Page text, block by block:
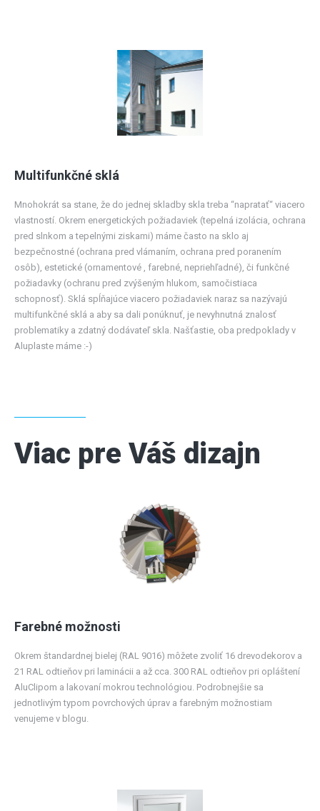
Multifunkčné sklá
Mnohokrát sa stane, že do jednej skladby skla treba “napratať“ viacero
vlastností. Okrem energetických požiadaviek (tepelná izolácia, ochrana
pred slnkom a tepelnými ziskami) máme často na sklo aj
bezpečnostné (ochrana pred vlámaním, ochrana pred poranením
osôb), estetické (ornamentové , farebné, nepriehľadné), či funkčné
požiadavky (ochranu pred zvýšeným hlukom, samočistiaca
schopnosť). Sklá spĺňajúce viacero požiadaviek naraz sa nazývajú
multifunkčné sklá a aby sa dali ponúknuť, je nevyhnutná znalosť
problematiky a zdatný dodávateľ skla. Našťastie, oba predpoklady v
Aluplaste máme :-)
Viac pre Váš dizajn
Farebné možnosti
Okrem štandardnej bielej (RAL 9016) môžete zvoliť 16 drevodekorov a
21 RAL odtieňov pri laminácii a až cca. 300 RAL odtieňov pri opláštení
AluClipom a lakovaní mokrou technológiou. Podrobnejšie sa
jednotlivým typom povrchových úprav a farebným možnostiam
venujeme v blogu.